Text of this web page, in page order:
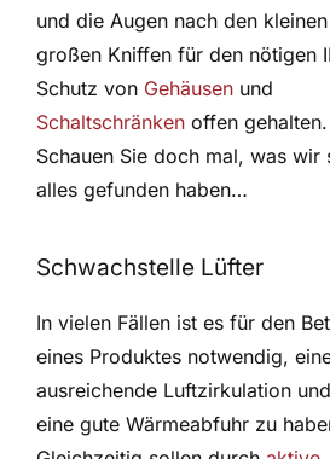
und die Augen nach den
großen Kniffen für den nötigen
Schutz von Gehäusenund
Schaltschränken offen gehalten.
Schauen Sie doch mal, was wir
alles gefunden haben…
Schwachstelle Lüfter
In vielen Fällen ist es für den
eines Produktes notwendig,
ausreichende Luftzirkulation
eine gute Wärmeabfuhr zu